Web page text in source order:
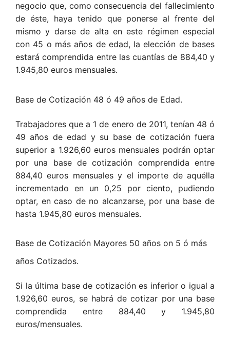
negocio que, como consecuencia del fallecimiento
de éste, haya tenido que ponerse al frente del
mismo y darse de alta en este régimen especial
con 45 o más años de edad, la elección de bases
estará comprendida entre las cuantías de 884,40 y
1.945,80 euros mensuales.
Base de Cotización 48 ó 49 años de Edad.
Trabajadores que a 1 de enero de 2011, tenían 48 ó
49 años de edad y su base de cotización fuera
superior a 1.926,60 euros mensuales podrán optar
por una base de cotización comprendida entre
884,40 euros mensuales y el importe de aquélla
incrementado en un 0,25 por ciento, pudiendo
optar, en caso de no alcanzarse, por una base de
hasta 1.945,80 euros mensuales.
Base de Cotización Mayores 50 años on 5 ó más
años Cotizados.
Si la última base de cotización es inferior o igual a
1.926,60 euros, se habrá de cotizar por una base
comprendida entre 884,40 y 1.945,80
euros/mensuales.